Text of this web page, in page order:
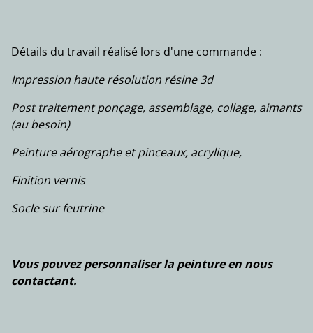
Détails du travail réalisé lors d'une commande :
Impression haute résolution résine 3d
Post traitement ponçage, assemblage, collage, aimants
(au besoin)
Peinture aérographe et pinceaux, acrylique,
Finition vernis
Socle sur feutrine
Vous pouvez personnaliser la peinture en nous
contactant.